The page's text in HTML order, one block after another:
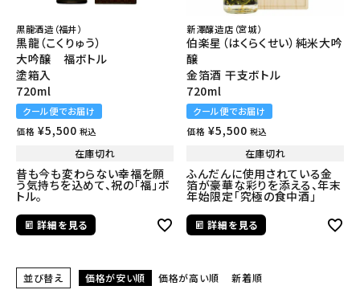
黒龍酒造（福井）
黒龍（こくりゅう）
大吟醸 福ボトル
塗箱入
720ml
クール便でお届け
価格 ¥5,500 税込
在庫切れ
昔も今も変わらない幸福を願
う気持ちを込めて、祝の「福」ボ
トル。
詳細を見る
新澤醸造店（宮城）
伯楽星（はくらくせい）純米大吟
醸
金箔酒 干支ボトル
720ml
クール便でお届け
価格 ¥5,500 税込
在庫切れ
ふんだんに使用されている金
箔が豪華な彩りを添える、年末
年始限定「究極の食中酒」
詳細を見る
並び替え 価格が安い順 価格が高い順 新着順